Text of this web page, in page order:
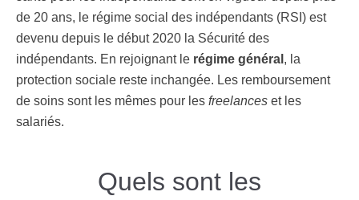
de 20 ans, le régime social des indépendants (RSI) est
devenu depuis le début 2020 la Sécurité des
indépendants. En rejoignant le régime général , la
protection sociale reste inchangée. Les remboursement
de soins sont les mêmes pour les freelances et les
salariés.
Quels sont les